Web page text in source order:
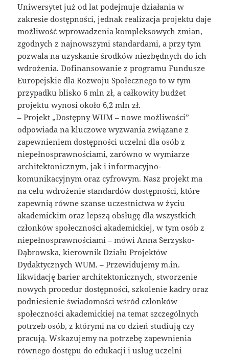
Uniwersytet już od lat podejmuje działania w
zakresie dostępności, jednak realizacja projektu daje
możliwość wprowadzenia kompleksowych zmian,
zgodnych z najnowszymi standardami, a przy tym
pozwala na uzyskanie środków niezbędnych do ich
wdrożenia. Dofinansowanie z programu Fundusze
Europejskie dla Rozwoju Społecznego to w tym
przypadku blisko 6 mln zł, a całkowity budżet
projektu wynosi około 6,2 mln zł.
– Projekt „Dostępny WUM – nowe możliwości”
odpowiada na kluczowe wyzwania związane z
zapewnieniem dostępności uczelni dla osób z
niepełnosprawnościami, zarówno w wymiarze
architektonicznym, jak i informacyjno-
komunikacyjnym oraz cyfrowym. Nasz projekt ma
na celu wdrożenie standardów dostępności, które
zapewnią równe szanse uczestnictwa w życiu
akademickim oraz lepszą obsługę dla wszystkich
członków społeczności akademickiej, w tym osób z
niepełnosprawnościami – mówi Anna Serzysko-
Dąbrowska, kierownik Działu Projektów
Dydaktycznych WUM. – Przewidujemy m.in.
likwidację barier architektonicznych, stworzenie
nowych procedur dostępności, szkolenie kadry oraz
podniesienie świadomości wśród członków
społeczności akademickiej na temat szczególnych
potrzeb osób, z którymi na co dzień studiują czy
pracują. Wskazujemy na potrzebę zapewnienia
równego dostępu do edukacji i usług uczelni